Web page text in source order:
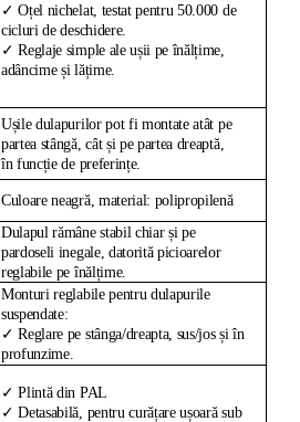
✓ Oțel nichelat, testat pentru 50.000 de
cicluri de deschidere.
✓ Reglaje simple ale ușii pe înălțime,
adâncime și lățime.
Ușile dulapurilor pot fi montate atât pe
partea stângă, cât și pe partea dreaptă,
în funcție de preferințe.
Culoare neagră, material: polipropilenă
Dulapul rămâne stabil chiar și pe
pardoseli inegale, datorită picioarelor
reglabile pe înălțime.
Monturi reglabile pentru dulapurile
suspendate:
✓ Reglare pe stânga/dreapta, sus/jos și în
profunzime.
✓ Plintă din PAL
✓ Detasabilă, pentru curățare ușoară sub